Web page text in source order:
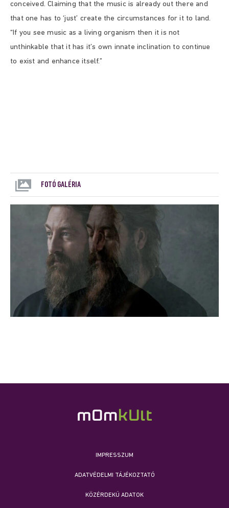
conceived. Claiming that the music is already out there and
that one has to ‘just’ create the circumstances for it to land.
“If you see music as a living organism then it is not
unthinkable that it has it’s own innate inclination to continue
to exist and enhance itself.”
FOTÓ GALÉRIA
IMPRESSZUM
ADATVÉDELMI TÁJÉKOZTATÓ
KÖZÉRDEKŰ ADATOK